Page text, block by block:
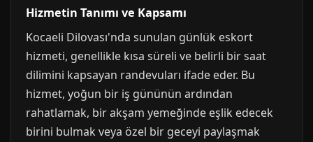
Hizmetin Tanımı ve Kapsamı
Kocaeli Dilovası'nda sunulan günlük eskort
hizmeti, genellikle kısa süreli ve belirli bir saat
dilimini kapsayan randevuları ifade eder. Bu
hizmet, yoğun bir iş gününün ardından
rahatlamak, bir akşam yemeğinde eşlik edecek
birini bulmak veya özel bir geceyi paylaşmak